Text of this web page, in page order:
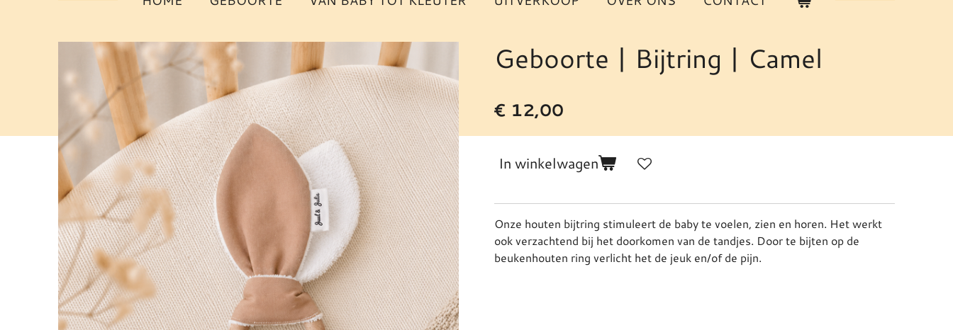
Geboorte | Bijtring | Camel
€ 12,00
In winkelwagen
Onze houten bijtring stimuleert de baby te voelen, zien en horen. Het werkt
ook verzachtend bij het doorkomen van de tandjes. Door te bijten op de
beukenhouten ring verlicht het de jeuk en/of de pijn.